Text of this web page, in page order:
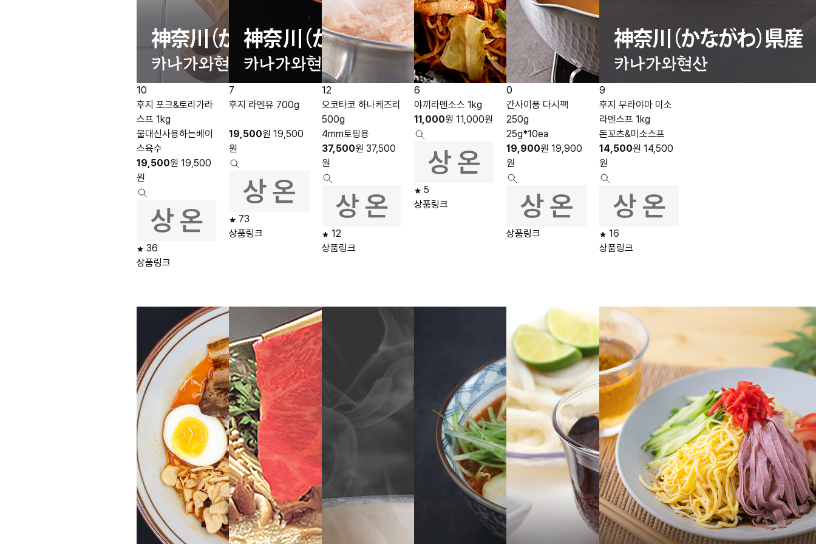
10
후지 포크&토리가라
스프 1kg
물대신사용하는베이
스육수
19,500원 19,500
원
36
상품링크
7
후지 라멘유 700g
19,500원 19,500
원
73
상품링크
12
오코타코 하나케즈리
500g
4mm토핑용
37,500원 37,500
원
12
상품링크
6
야끼라멘소스 1kg
11,000원 11,000원
5
상품링크
0
간사이풍 다시팩
250g
25g*10ea
19,900원 19,900
원
상품링크
9
후지 무라야마 미소
라멘스프 1kg
돈꼬츠&미소스프
14,500원 14,500
원
16
상품링크